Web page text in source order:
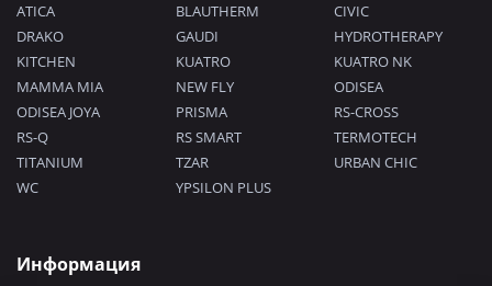
ATICA
BLAUTHERM
CIVIC
DRAKO
GAUDI
HYDROTHERAPY
KITCHEN
KUATRO
KUATRO NK
MAMMA MIA
NEW FLY
ODISEA
ODISEA JOYA
PRISMA
RS-CROSS
RS-Q
RS SMART
TERMOTECH
TITANIUM
TZAR
URBAN CHIC
WC
YPSILON PLUS
Информация